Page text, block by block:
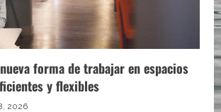
forma de trabajar en espacios
y flexibles
2026